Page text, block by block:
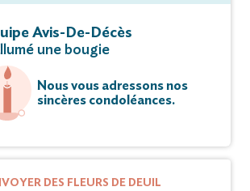
repose à la chambre funéraire de
au souvenir son époux Lucien
les personnes qui prendront
part à sa peine.
Avis-De-Décès
une bougie
Nous vous adressons nos
sincères condoléances.
DES FLEURS DE DEUIL